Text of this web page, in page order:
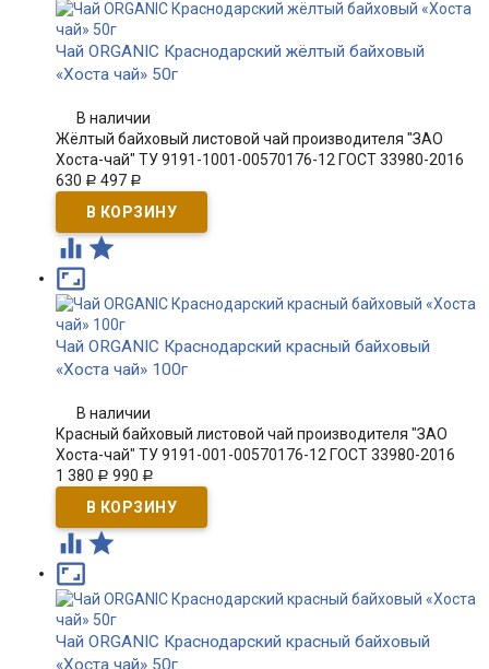
Чай ORGANIC Краснодарский жёлтый байховый
«Хоста чай» 50г
В наличии
Жёлтый байховый листовой чай производителя "ЗАО
Хоста-чай" ТУ 9191-1001-00570176-12 ГОСТ 33980-2016
630 Р 497 Р
 

Чай ORGANIC Краснодарский красный байховый
«Хоста чай» 100г
В наличии
Красный байховый листовой чай производителя "ЗАО
Хоста-чай" ТУ 9191-001-00570176-12 ГОСТ 33980-2016
1 380 Р 990 Р
 

Чай ORGANIC Краснодарский красный байховый
«Хоста чай» 50г